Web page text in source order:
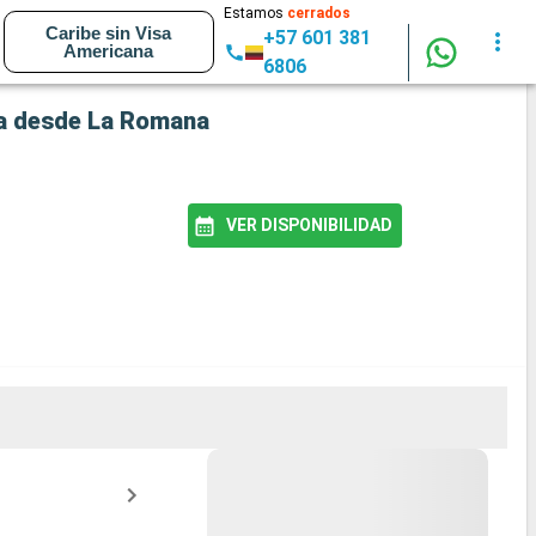
Caribe sin Visa
Americana
Estamos cerrados
+57 601 381
6806
La Romana
VER DISPONIBILIDAD